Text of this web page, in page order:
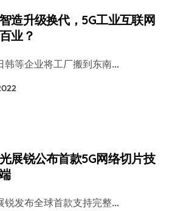
造升级换代，5G工业互联网
业？
韩等企业将工厂搬到东南…
展锐公布首款5G网络切片技
锐发布全球首款支持完整…